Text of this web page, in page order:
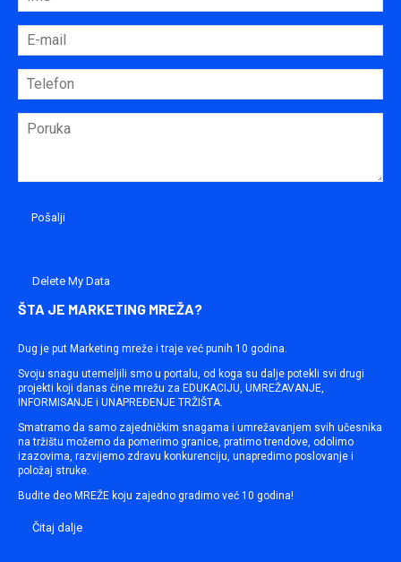
Delete My Data
ŠTA JE MARKETING MREŽA?
Dug je put Marketing mreže i traje već punih 10 godina.
Svoju snagu utemeljili smo u portalu, od koga su dalje potekli svi drugi
projekti koji danas čine mrežu za EDUKACIJU, UMREŽAVANJE,
INFORMISANJE i UNAPREĐENJE TRŽIŠTA.
Smatramo da samo zajedničkim snagama i umrežavanjem svih učesnika
na tržištu možemo da pomerimo granice, pratimo trendove, odolimo
izazovima, razvijemo zdravu konkurenciju, unapredimo poslovanje i
položaj struke.
Budite deo MREŽE koju zajedno gradimo već 10 godina!
Čitaj dalje